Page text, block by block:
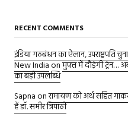
RECENT COMMENTS
इंडिया गठबंधन का ऐलान, उपराष्ट्रपति
New Indiaonमुफ्त में दौड़ेगी ट्रेन…
का बड़ी उपलब्धि
Sapnaonरामायण को अर्थ सहित
हैं डॉ. समीर त्रिपाठी